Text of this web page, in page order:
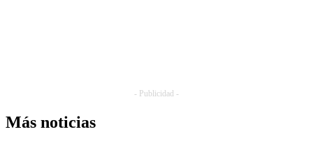
- Publicidad -
Más noticias